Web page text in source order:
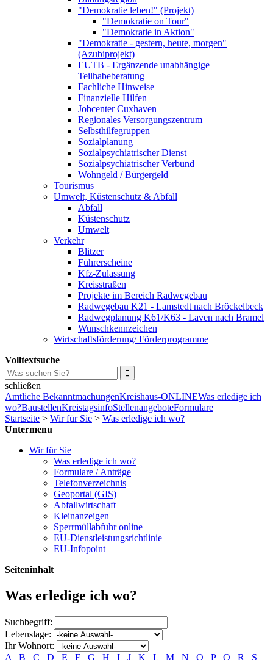
"Demokratie leben!" (Projekt)
"Demokratie on Tour"
"Demokratie in Aktion"
"Demokratie - gestern, heute, morgen"
(Azubiprojekt)
EUTB - Ergänzende unabhängige
Teilhabeberatung
Fachliche Hinweise
Finanzielle Hilfen
Jobcenter Cuxhaven
Regionales Versorgungszentrum
Selbsthilfegruppen
Sozialplanung
Sozialpsychiatrischer Dienst
Sozialpsychiatrischer Verbund
Wohngeld / Bürgergeld
Tourismus
Umwelt, Küstenschutz & Abfall
Abfall
Küstenschutz
Umwelt
Verkehr
Blitzer
Führerscheine
Kfz-Zulassung
Kreisstraßen
Projekte im Bereich Radwegebau
Radwegebau K21 - Lamstedt nach Bröckelbeck
Radwegplanung K61/K63 - Laven nach Bramel
Wunschkennzeichen
Wirtschaftsförderung/ Förderprogramme
Volltextsuche
schließen
Amtliche BekanntmachungenKreishaus-ONLINEWas erledige ich
wo?BaustellenKreistagsinfoStellenangeboteFormulare
Startseite > Wir für Sie > Was erledige ich wo?
Untermenu
Wir für Sie
Was erledige ich wo?
Formulare / Anträge
Telefonverzeichnis
Geoportal (GIS)
Abfallwirtschaft
Kleinanzeigen
Sperrmüllabfuhr online
EU-Dienstleistungsrichtlinie
EU-Infopoint
Seiteninhalt
Was erledige ich wo?
Suchbegriff:
Lebenslage:
Ihr Wohnort:
A
B C D E F G H I J K L M N O P Q R
S